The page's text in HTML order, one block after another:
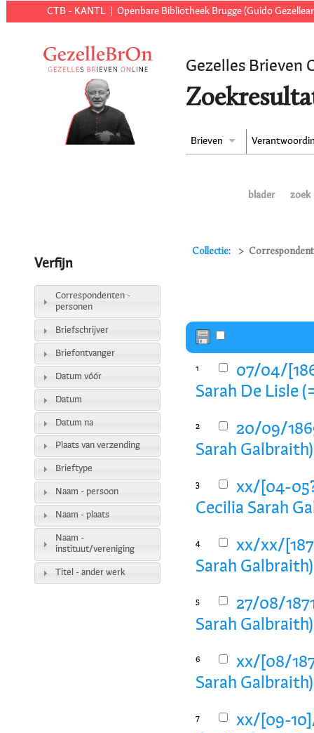
CTB - KANTL Openbare Bibliotheek Brugge (Guido
Gezelles Brieven
Brieven
blader zoek
Collectie:
1
07/04/
Sarah De Lisle
2
20/09/
Sarah
3
xx/[04-
Cecilia Sarah
4
xx/xx/
Sarah
5
27/08/
Sarah
6
xx/[08/
Sarah
7
xx/[09-
Verfijn
Correspondenten -
personen
Briefschrijver
Briefontvanger
Datum vóór
Datum
Datum na
Plaats van verzending
Brieftype
Naam - persoon
Naam - plaats
Naam -
instituut/vereniging
Titel - ander werk